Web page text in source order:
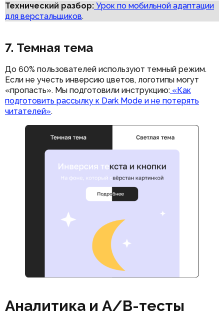
Технический разбор: Урок по мобильной адаптации
для верстальщиков.
7. Темная тема
До 60% пользователей используют темный режим.
Если не учесть инверсию цветов, логотипы могут
«пропасть». Мы подготовили инструкцию: «Как
подготовить рассылку к Dark Mode и не потерять
читателей».
Аналитика и A/B-тесты